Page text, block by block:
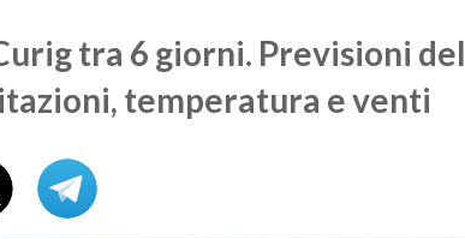
tra 6 giorni. Previsioni del
temperatura e venti